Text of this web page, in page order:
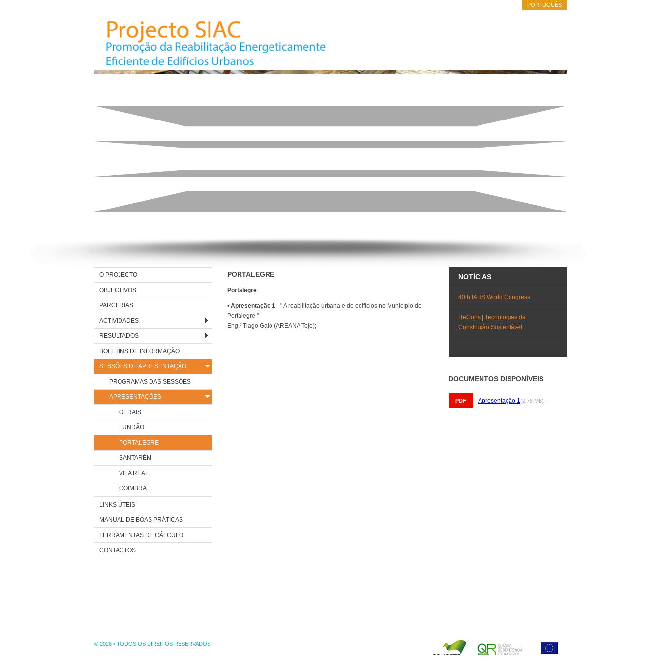
PORTUGUÊS
O PROJECTO
OBJECTIVOS
PARCERIAS
ACTIVIDADES
RESULTADOS
BOLETINS DE INFORMAÇÃO
SESSÕES DE APRESENTAÇÃO
PROGRAMAS DAS SESSÕES
APRESENTAÇÕES
GERAIS
FUNDÃO
PORTALEGRE
SANTARÉM
VILA REAL
COIMBRA
LINKS ÚTEIS
MANUAL DE BOAS PRÁTICAS
FERRAMENTAS DE CÁLCULO
CONTACTOS
PORTALEGRE
Portalegre
• Apresentação 1 - " A reabilitação urbana e de edifícios no Município de
Portalegre "
Eng.º Tiago Gaio (AREANA Tejo);
NOTÍCIAS
40th IAHS World Congress
ITeCons | Tecnologias da
Construção Sustentável
DOCUMENTOS DISPONÍVEIS
PDF Apresentação 1(2.78 MB)
© 2026 • TODOS OS DIREITOS RESERVADOS